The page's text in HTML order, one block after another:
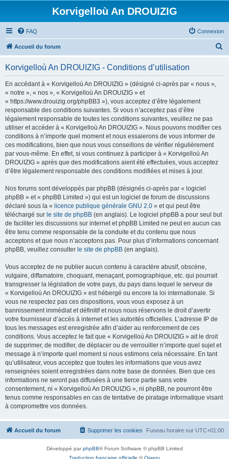
Korvigelloù An DROUIZIG
FAQ Connexion
Accueil du forum
Korvigelloù An DROUIZIG - Conditions d’utilisation
En accédant à « Korvigelloù An DROUIZIG » (désigné ci-après par « nous »,
« notre », « nos », « Korvigelloù An DROUIZIG » et
« https://www.drouizig.org/phpBB3 »), vous acceptez d’être légalement
responsable des conditions suivantes. Si vous n’acceptez pas d’être
légalement responsable de toutes les conditions suivantes, veuillez ne pas
utiliser et accéder à « Korvigelloù An DROUIZIG ». Nous pouvons modifier ces
conditions à n’importe quel moment et nous essaierons de vous informer de
ces modifications, bien que nous vous conseillons de vérifier régulièrement
par vous-même. En effet, si vous continuez à participer à « Korvigelloù An
DROUIZIG » après que des modifications aient été effectuées, vous acceptez
d’être légalement responsable des conditions modifiées et mises à jour.
Nos forums sont développés par phpBB (désignés ci-après par « logiciel
phpBB » et « phpBB Limited ») qui est un logiciel de forum de discussions
déclaré sous la « licence publique générale GNU 2.0 » et qui peut être
téléchargé sur le site de phpBB (en anglais). Le logiciel phpBB a pour seul but
de faciliter les discussions sur internet et phpBB Limited ne peut en aucun cas
être tenu comme responsable de la conduite et du contenu que nous
acceptons et que nous n’acceptons pas. Pour plus d’informations concernant
phpBB, veuillez consulter le site de phpBB (en anglais).
Vous acceptez de ne publier aucun contenu à caractère abusif, obscène,
vulgaire, diffamatoire, choquant, menaçant, pornographique, etc. qui pourrait
transgresser la législation de votre pays, du pays dans lequel le serveur de
« Korvigelloù An DROUIZIG » est hébergé ou encore la loi internationale. Si
vous ne respectez pas ces dispositions, vous vous exposez à un
bannissement immédiat et définitif et nous nous réservons le droit d’avertir
votre fournisseur d’accès à internet et les autorités officielles. L’adresse IP de
tous les messages est enregistrée afin d’aider au renforcement de ces
conditions. Vous acceptez le fait que « Korvigelloù An DROUIZIG » ait le droit
de supprimer, de modifier, de déplacer ou de verrouiller n’importe quel sujet et
message à n’importe quel moment si nous estimons cela nécessaire. En tant
qu’utilisateur, vous acceptez que toutes les informations que vous avez
renseignées soient enregistrées dans notre base de données. Bien que ces
informations ne seront pas diffusées à une tierce partie sans votre
consentement, ni « Korvigelloù An DROUIZIG », ni phpBB, ne pourront être
tenus comme responsables en cas de tentative de piratage informatique visant
à compromettre vos données.
Accueil du forum Fuseau horaire sur UTC+01:00
Supprimer les cookies
Développé parphpBB® Forum Software © phpBB Limited
Traduction française officielle ©Qiaeru